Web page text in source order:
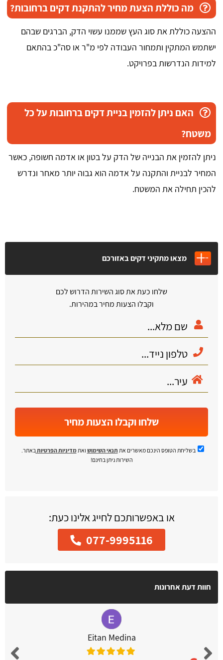
מה כוללת הצעת מחיר להתקנת דקים ברחובות?
ההצעה כוללת את סוג העץ שממנו עשוי הדק, הברגים שבהם
ישתמש המתקין ותמחור העבודה לפי מ"ר או סה"כ בהתאם
למידות הנדרשות בפרויקט.
האם ניתן להזמין בניית דקים ברחובות על כל
משטח?
ניתן להזמין את הבנייה של הדק על בטון או אדמה חשופה, כאשר
המחיר לבניית והתקנה על אדמה הוא גבוה יותר מאחר ונדרש
להכין תחילה את המשטח.
מצאו מתקיני דקים באזורכם
שלחו כעת את סוג השירות הדרוש לכם
וקבלו הצעות מחיר במהירות.
שלחו וקבלו הצעות מחיר
בשליחת הטופס הינכם מאשרים את תנאי השימוש ואתמדיניות הפרטיות באתר.
השירות ניתן בחינם!
או באפשרותכם לחייג אלינו כעת:
077-9995116
חוות דעת אחרונות
Eitan Medina